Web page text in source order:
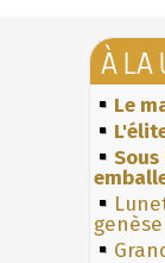
À LA
Le
genèse